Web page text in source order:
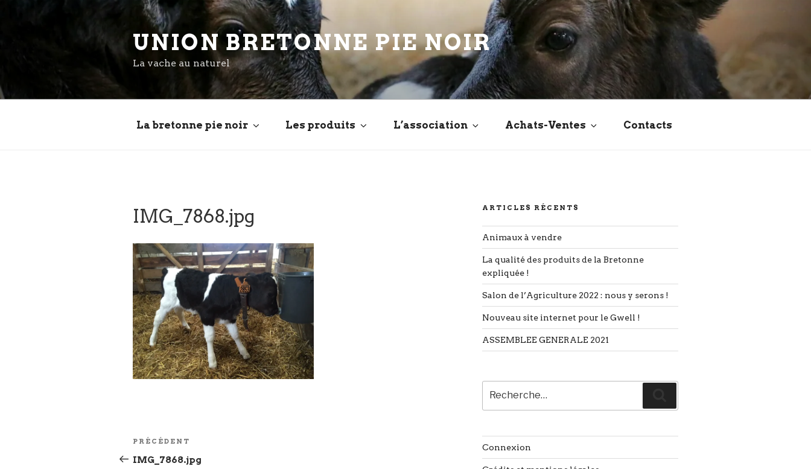
UNION BRETONNE PIE NOIR
La vache au naturel
La bretonne pie noir Les produits L’association Achats-Ventes Contacts
IMG_7868.jpg
Navigation
de
Article
précédent
PRÉCÉDENT
IMG_7868.jpg
ARTICLES RÉCENTS
Animaux à vendre
La qualité des produits de la Bretonne
expliquée !
Salon de l’Agriculture 2022 : nous y serons !
Nouveau site internet pour le Gwell !
ASSEMBLEE GENERALE 2021
pour
:
Connexion